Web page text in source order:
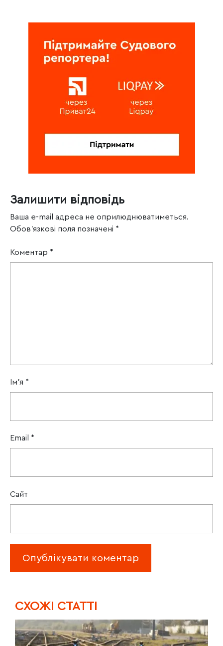
Залишити відповідь
Ваша e-mail адреса не оприлюднюватиметься.
Обов’язкові поля позначені *
Коментар *
Ім'я *
Email *
Сайт
CХОЖІ СТАТТІ